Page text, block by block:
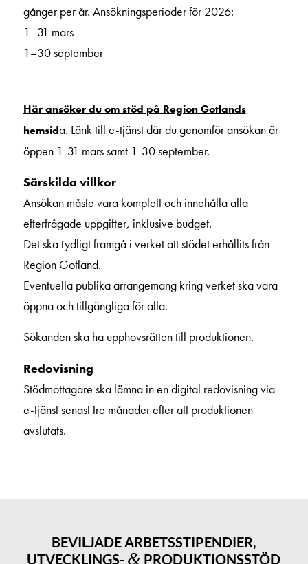
gånger per år. Ansökningsperioder för 2026:
1–31 mars
1–30 september
Här ansöker du om stöd på Region Gotlands
hemsida. Länk till e-tjänst där du genomför ansökan är
öppen 1-31 mars samt 1-30 september.
Särskilda villkor
Ansökan måste vara komplett och innehålla alla
efterfrågade uppgifter, inklusive budget.
Det ska tydligt framgå i verket att stödet erhållits från
Region Gotland.
Eventuella publika arrangemang kring verket ska vara
öppna och tillgängliga för alla.
Sökanden ska ha upphovsrätten till produktionen.
Redovisning
Stödmottagare ska lämna in en digital redovisning via
e-tjänst senast tre månader efter att produktionen
avslutats.
BEVILJADE ARBETSSTIPENDIER,
UTVECKLINGS- & PRODUKTIONSSTÖD